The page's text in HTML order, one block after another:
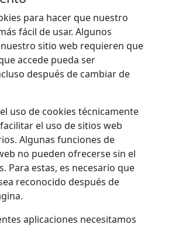
para hacer que nuestro
fácil de usar. Algunos
sitio web requieren que
accede pueda ser
después de cambiar de
uso de cookies técnicamente
el uso de sitios web
Algunas funciones de
no pueden ofrecerse sin el
Para estas, es necesario que
reconocido después de
aplicaciones necesitamos